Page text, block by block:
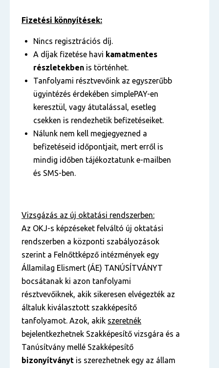
Fizetési könnyítések:
Nincs regisztrációs díj.
A díjak fizetése havi kamatmentes
részletekben is történhet.
Tanfolyami résztvevőink az egyszerűbb
ügyintézés érdekében simplePAY-en
keresztül, vagy átutalással, esetleg
csekken is rendezhetik befizetéseiket.
Nálunk nem kell megjegyezned a
befizetéseid időpontjait, mert erről is
mindig időben tájékoztatunk e-mailben
és SMS-ben.
Vizsgázás az új oktatási rendszerben:
Az OKJ-s képzéseket felváltó új oktatási
rendszerben a központi szabályozások
szerint a Felnőttképző intézmények egy
Államilag Elismert (ÁE) TANÚSÍTVÁNYT
bocsátanak ki azon tanfolyami
résztvevőiknek, akik sikeresen elvégezték az
általuk kiválasztott szakképesítő
tanfolyamot. Azok, akik szeretnék
bejelentkezhetnek Szakképesítő vizsgára és a
Tanúsítvány mellé Szakképesítő
bizonyítványt is szerezhetnek egy az állam